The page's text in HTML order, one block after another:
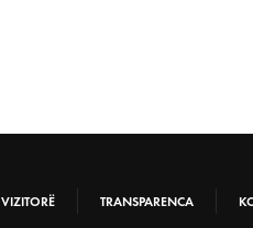
VIZITORË TRANSPARENCA